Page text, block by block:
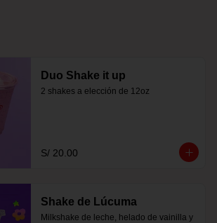
Duo Shake it up
2 shakes a elección de 12oz
S/ 20.00
Shake de Lúcuma
Milkshake de leche, helado de vainilla y